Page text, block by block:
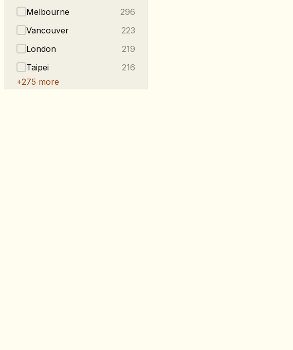
Melbourne
296
Vancouver
223
London
219
Taipei
216
+275 more